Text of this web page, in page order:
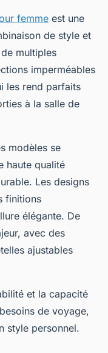
femme est une
de style et
multiples
imperméables
les rend parfaits
à la salle de
modèles se
haute qualité
Les designs
finitions
élégante. De
avec des
ajustables
et la capacité
de voyage,
style personnel.